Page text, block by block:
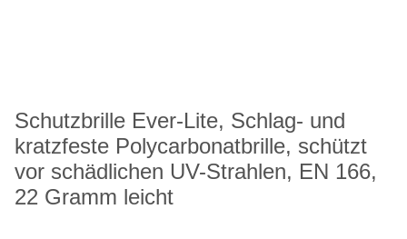
Schutzbrille Ever-Lite, Schlag- und
kratzfeste Polycarbonatbrille, schützt
vor schädlichen UV-Strahlen, EN 166,
22 Gramm leicht